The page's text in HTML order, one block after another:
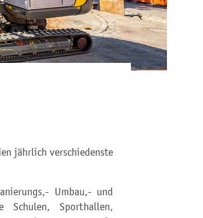
jährlich verschiedenste
Umbau,- und
Schulen, Sporthallen,